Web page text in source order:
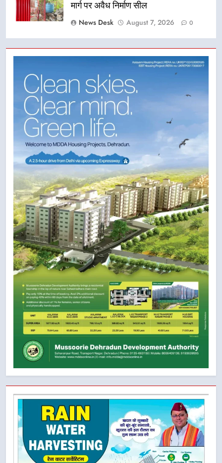
मार्ग पर अवैध निर्माण सील
News Desk
August 7, 2026 0